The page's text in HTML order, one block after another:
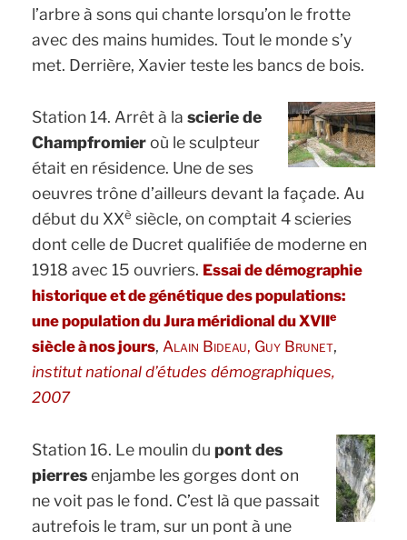
l’arbre à sons qui chante lorsqu’on le frotte
avec des mains humides. Tout le monde s’y
met. Derrière, Xavier teste les bancs de bois.
Station 14. Arrêt à lascierie de
Champfromieroù le sculpteur
était en résidence. Une de ses
oeuvres trône d’ailleurs devant la façade. Au
début du XXè siècle, on comptait 4 scieries
dont celle de Ducret qualifiée de moderne en
1918 avec 15 ouvriers. Essai de démographie
historique et de génétique des populations:
une population du Jura méridional du XVIIe
siècle à nos jours,Alain Bideau, Guy Brunet,
institut national d’études démographiques,
2007
Station 16. Le moulin dupont des
pierresenjambe les gorges dont on
ne voit pas le fond. C’est là que passait
autrefois le tram, sur un pont à une